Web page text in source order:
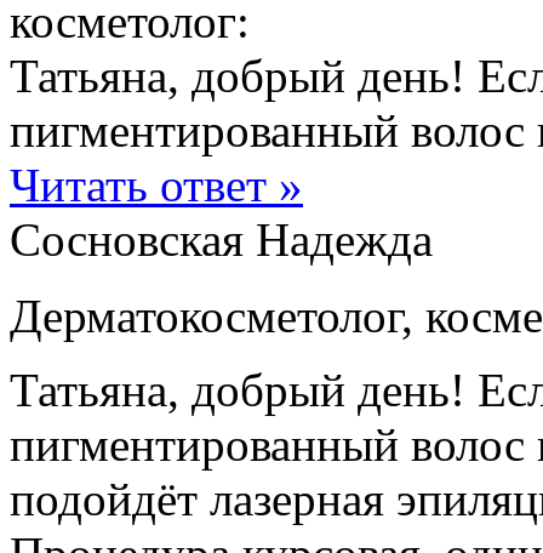
косметолог:
Татьяна, добрый день!
пигментированный волос
Читать ответ »
Сосновская Надежда
Дерматокосметолог,
Татьяна, добрый день!
пигментированный волос
подойдёт лазерная